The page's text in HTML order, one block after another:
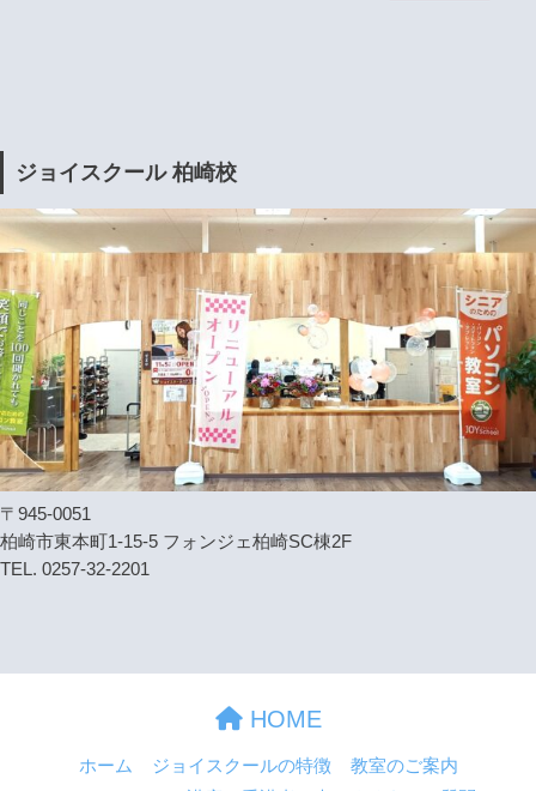
ジョイスクール 柏崎校
〒945-0051
柏崎市東本町1-15-5 フォンジェ柏崎SC棟2F
TEL. 0257-32-2201
HOME
ホーム ジョイスクールの特徴
教室のご案内